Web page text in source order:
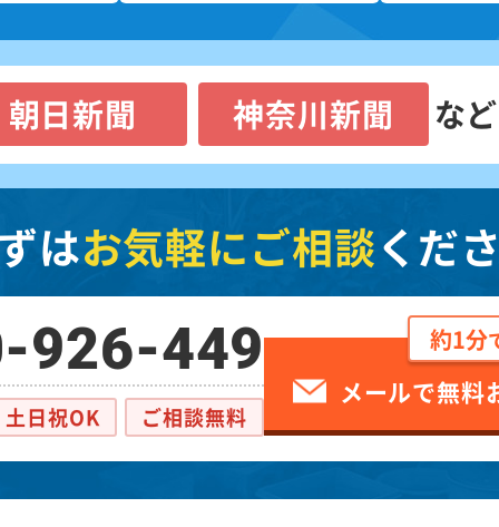
朝日新聞 神奈川新聞 な
はお気軽にご相談くだ
926-449
土日祝OK ご相談無料
約1分
メールで無料